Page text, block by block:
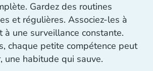
Gardez des routines
et régulières. Associez-les à
à une surveillance constante.
chaque petite compétence peut
une habitude qui sauve.